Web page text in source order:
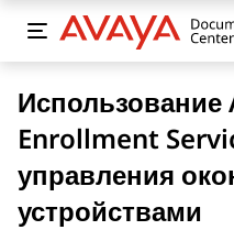
Использование
Enrollment
управления
устройствами